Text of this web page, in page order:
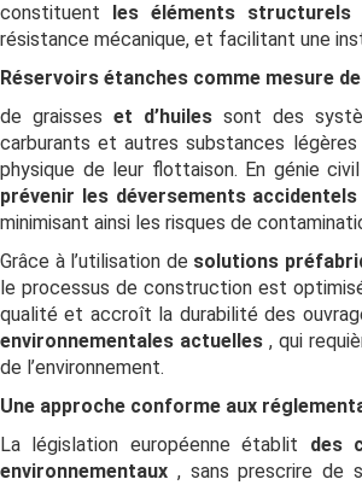
constituent
les éléments
résistance mécanique, et facilitant une
Réservoirs étanches comme mesure
de graisses et d’huiles sont des
carburants et autres substances
physique de leur flottaison. En génie
prévenir les déversements
minimisant ainsi les risques de
Grâce à l’utilisation de solutions
le processus de construction est
qualité et accroît la durabilité des
environnementales actuelles , qui
de l’environnement.
Une approche conforme aux
La législation européenne établit des
environnementaux , sans prescrire de